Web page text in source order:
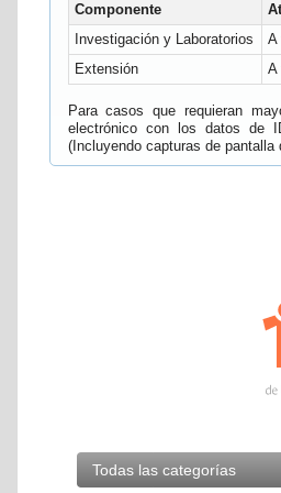
Componente
Investigación y Laboratorios
A
Extensión
A
Para casos que requieran
electrónico con los datos de
(Incluyendo capturas de pantalla
Todas las categorías